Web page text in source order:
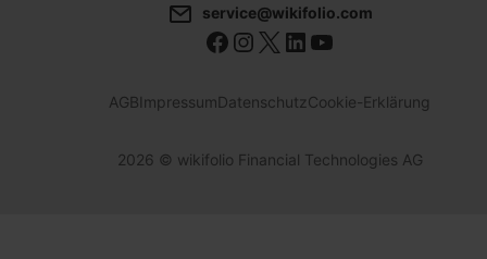
service@wikifolio.com
AGBImpressumDatenschutzCookie-Erklärung
2026 © wikifolio Financial Technologies AG